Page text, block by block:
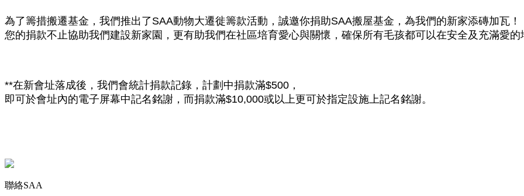
為了籌措搬遷基金，我們推出了SAA動物大遷徙籌款活動 ，誠邀你捐助SAA搬屋基金，為我們的新家添磚加瓦！
您的捐款不止協助我們建設新家園，更有助我們在社區培育愛心與關懷，確保所有毛孩都可以在安全及充滿愛的
**在新會址落成後，我們會統計捐款記錄，計劃中捐款滿$500，
即可於會址內的電子屏幕中記名銘謝，而捐款滿$10,000或以上更可於指定設施上記名銘謝。
聯絡SAA